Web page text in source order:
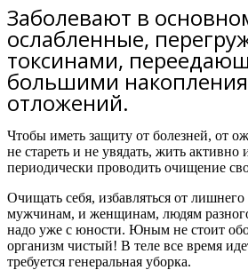
Заболевают в
ослабленные,
токсинами,
большими
отложений.
Чтобы иметь защиту от болезней, от
не стареть и не увядать, жить активно
периодически проводить очищение
Очищать себя, избавляться от лишнего
мужчинам, и женщинам, людям
надо уже с юности. Юным не стоит
организм чистый! В теле все время
требуется генеральная уборка.